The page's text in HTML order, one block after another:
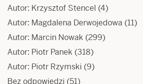
Autor: Krzysztof Stencel (4)
Autor: Magdalena Derwojedowa (11)
Autor: Marcin Nowak (299)
Autor: Piotr Panek (318)
Autor: Piotr Rzymski (9)
Bez odpowiedzi (51)